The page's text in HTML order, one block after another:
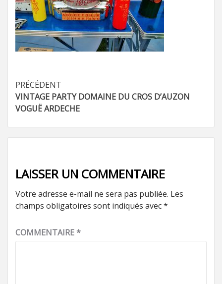
Navigation
d’article
PRÉCÉDENT
VINTAGE PARTY DOMAINE DU CROS D’AUZON
VOGUË ARDECHE
LAISSER UN COMMENTAIRE
Votre adresse e-mail ne sera pas publiée. Les
champs obligatoires sont indiqués avec*
COMMENTAIRE*